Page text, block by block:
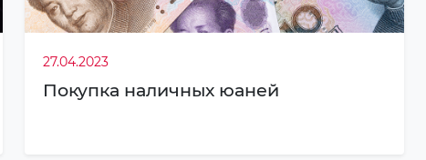
27.04.2023
Покупка наличных юаней